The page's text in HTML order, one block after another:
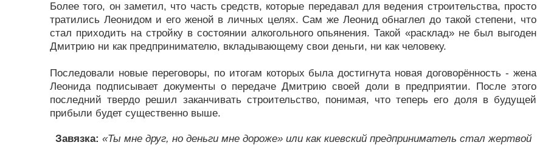
Более того, он заметил, что часть средств, которые передавал для ведения строительства, просто
тратились Леонидом и его женой в личных целях. Сам же Леонид обнаглел до такой степени, что
стал приходить на стройку в состоянии алкогольного опьянения. Такой «расклад» не был выгоден
Дмитрию ни как предпринимателю, вкладывающему свои деньги, ни как человеку.
Последовали новые переговоры, по итогам которых была достигнута новая договорённость - жена
Леонида подписывает документы о передаче Дмитрию своей доли в предприятии. После этого
последний твердо решил заканчивать строительство, понимая, что теперь его доля в будущей
прибыли будет существенно выше.
Завязка: «Ты мне друг, но деньги мне дороже» или как киевский предприниматель стал жертвой